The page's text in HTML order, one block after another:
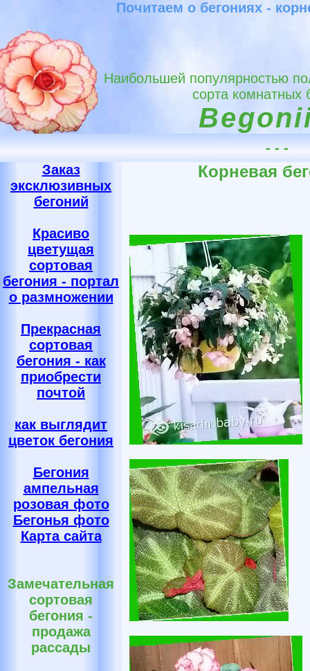
Почитаем о бегониях -
Наибольшей популярностью
сорта комнатных
- - -
Заказ
эксклюзивных
бегоний
Красиво
цветущая
сортовая
бегония - портал
о размножении
Прекрасная
сортовая
бегония - как
приобрести
почтой
как выглядит
цветок бегония
Бегония
ампельная
розовая фото
Бегонья фото
Карта сайта
Замечательная
сортовая
бегония -
продажа
рассады
Корневая